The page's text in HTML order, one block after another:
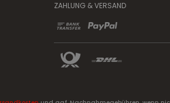
ZAHLUNG & VERSAND